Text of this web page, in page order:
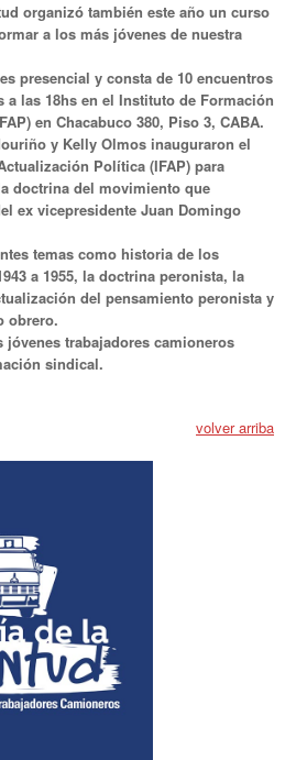
organizó también este año un curso
a los más jóvenes de nuestra
presencial y consta de 10 encuentros
las 18hs en el Instituto de Formación
en Chacabuco 380, Piso 3, CABA.
y Kelly Olmos inauguraron el
Política (IFAP) para
doctrina del movimiento que
ex vicepresidente Juan Domingo
temas como historia de los
a 1955, la doctrina peronista, la
del pensamiento peronista y
obrero.
jóvenes trabajadores camioneros
sindical.
volver arriba